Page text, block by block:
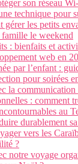
son réseau
technique pour
gérer les petits
le weekend
: bienfaits et
web en
par l’enfant :
pour soirées
la
: comment
au
durablement
vers les
?
notre voyage